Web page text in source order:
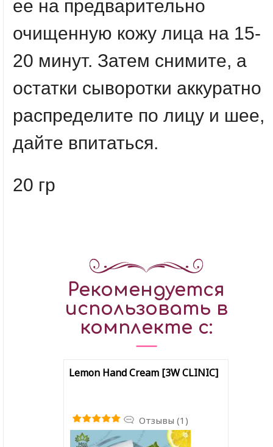
ее на предварительно
очищенную кожу лица на 15-
20 минут. Затем снимите, а
остатки сыворотки аккуратно
распределите по лицу и шее,
дайте впитаться.
20 гр
Рекомендуется
использовать в
комплекте с:
Lemon Hand Cream [3W CLINIC]
Отзывы (1)